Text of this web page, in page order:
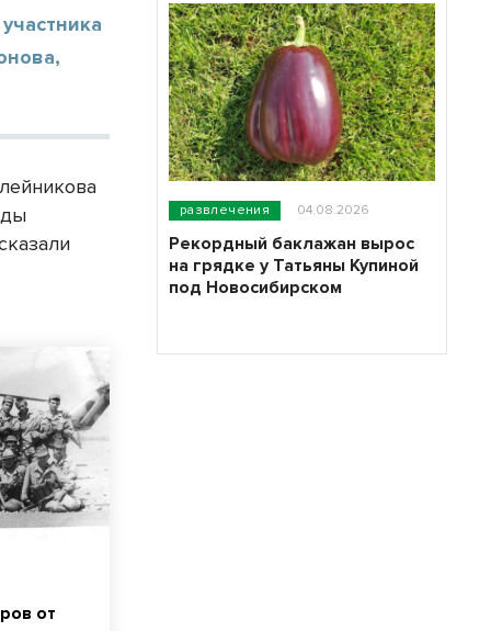
от
развлечения 04.08.2026
Рекордный баклажан вырос
на грядке у Татьяны Купиной
под Новосибирском